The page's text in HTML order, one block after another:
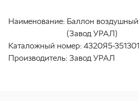
Наименование: Баллон
(Завод УРАЛ)
Каталожный номер: 4320Я5-
Производитель: Завод УРАЛ